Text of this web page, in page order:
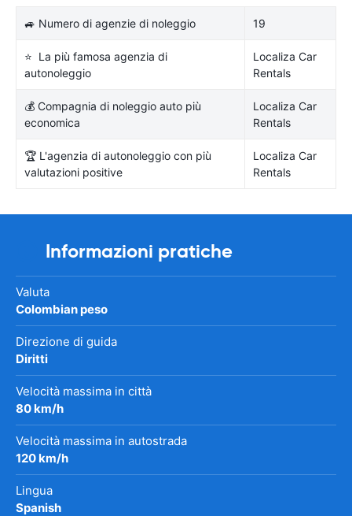
🚙 Numero di agenzie di noleggio 19
⭐ La più famosa agenzia di
autonoleggio
Localiza Car
Rentals
💰 Compagnia di noleggio auto più
economica
Localiza Car
Rentals
🏆 L'agenzia di autonoleggio con più
valutazioni positive
Localiza Car
Rentals
Informazioni pratiche
Valuta
Colombian peso
Direzione di guida
Diritti
Velocità massima in città
80 km/h
Velocità massima in autostrada
120 km/h
Lingua
Spanish